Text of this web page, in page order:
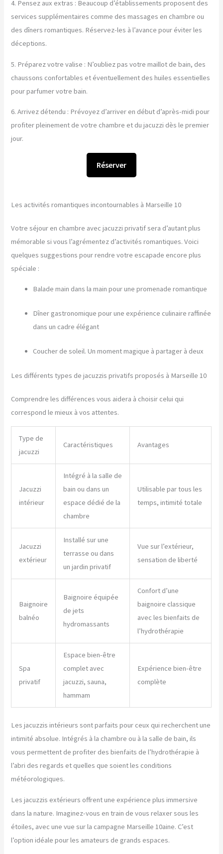
4. Pensez aux extras : Beaucoup d’établissements proposent des
services supplémentaires comme des massages en chambre ou
des dîners romantiques. Réservez-les à l’avance pour éviter les
déceptions.
5. Préparez votre valise : N’oubliez pas votre maillot de bain, des
chaussons confortables et éventuellement des huiles essentielles
pour parfumer votre bain.
6. Arrivez détendu : Prévoyez d’arriver en début d’après-midi pour
profiter pleinement de votre chambre et du jacuzzi dès le premier
jour.
Réserver
Les activités romantiques incontournables à Marseille 10
Votre séjour en chambre avec jacuzzi privatif sera d’autant plus
mémorable si vous l’agrémentez d’activités romantiques. Voici
quelques suggestions pour rendre votre escapade encore plus
spéciale :
Balade main dans la main pour une promenade romantique
Dîner gastronomique pour une expérience culinaire raffinée
dans un cadre élégant
Coucher de soleil. Un moment magique à partager à deux
Les différents types de jacuzzis privatifs proposés à Marseille 10
Comprendre les différences vous aidera à choisir celui qui
correspond le mieux à vos attentes.
Type de
jacuzzi
Caractéristiques Avantages
Jacuzzi
intérieur
Intégré à la salle de
bain ou dans un
espace dédié de la
chambre
Utilisable par tous les
temps, intimité totale
Jacuzzi
extérieur
Installé sur une
terrasse ou dans
un jardin privatif
Vue sur l’extérieur,
sensation de liberté
Baignoire
balnéo
Baignoire équipée
de jets
hydromassants
Confort d’une
baignoire classique
avec les bienfaits de
l’hydrothérapie
Spa
privatif
Espace bien-être
complet avec
jacuzzi, sauna,
hammam
Expérience bien-être
complète
Les jacuzzis intérieurs sont parfaits pour ceux qui recherchent une
intimité absolue. Intégrés à la chambre ou à la salle de bain, ils
vous permettent de profiter des bienfaits de l’hydrothérapie à
l’abri des regards et quelles que soient les conditions
météorologiques.
Les jacuzzis extérieurs offrent une expérience plus immersive
dans la nature. Imaginez-vous en train de vous relaxer sous les
étoiles, avec une vue sur la campagne Marseille 10aine. C’est
l’option idéale pour les amateurs de grands espaces.